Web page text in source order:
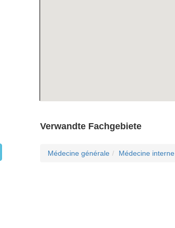
Verwandte Fachgebiete
Médecine générale Médecine interne